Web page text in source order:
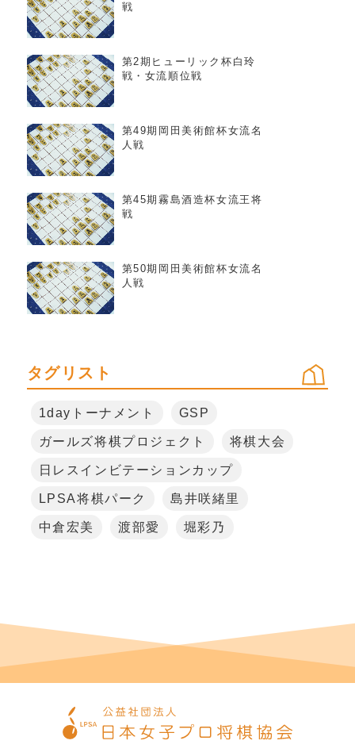
戦
第2期ヒューリック杯白玲
戦・女流順位戦
第49期岡田美術館杯女流名
人戦
第45期霧島酒造杯女流王将
戦
第50期岡田美術館杯女流名
人戦
タグリスト
1dayトーナメント GSP
ガールズ将棋プロジェクト 将棋大会
日レスインビテーションカップ
LPSA将棋パーク 島井咲緒里
中倉宏美 渡部愛 堀彩乃